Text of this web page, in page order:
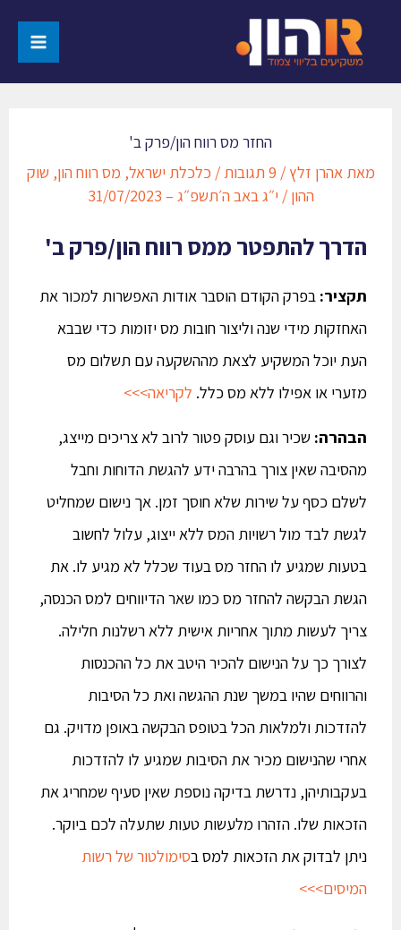
החזר מס רווח הון/פרק ב'
מאתאהרן זלץ/9 תגובות /כלכלת ישראל,מס רווח הון,שוק
ההון/י״ג באב ה׳תשפ״ג – 31/07/2023
הדרך להתפטר ממס רווח הון/פרק ב'
תקציר:בפרק הקודם הוסבר אודות האפשרות למכור את
האחזקות מידי שנה וליצור חובות מס יזומות כדי שבבא
העת יוכל המשקיע לצאת מההשקעה עם תשלום מס
מזערי או אפילו ללא מס כלל.לקריאה>>>
הבהרה:שכיר וגם עוסק פטור לרוב לא צריכים מייצג,
מהסיבה שאין צורך בהרבה ידע להגשת הדוחות וחבל
לשלם כסף על שירות שלא חוסך זמן. אך נישום שמחליט
לגשת לבד מול רשויות המס ללא ייצוג, עלול לחשוב
בטעות שמגיע לו החזר מס בעוד שכלל לא מגיע לו. את
הגשת הבקשה להחזר מס כמו שאר הדיווחים למס הכנסה,
צריך לעשות מתוך אחריות אישית ללא רשלנות חלילה.
לצורך כך על הנישום להכיר היטב את כל ההכנסות
והרווחים שהיו במשך שנת ההגשה ואת כל הסיבות
להזדכות ולמלאות הכל בטופס הבקשה באופן מדויק. גם
אחרי שהנישום מכיר את הסיבות שמגיע לו להזדכות
בעקבותיהן, נדרשת בדיקה נוספת שאין סעיף שמחריג את
הזכאות שלו. הזהרו מלעשות טעות שתעלה לכם ביוקר.
ניתן לבדוק את הזכאות למס בסימולטור של רשות
המיסים>>>